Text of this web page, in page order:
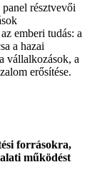
résztvevői
emberi tudás: a
a hazai
vállalkozások, a
erősítése.
forrásokra,
működést